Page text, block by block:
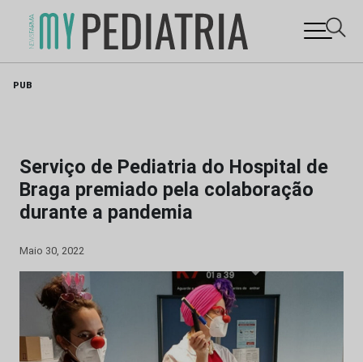
PUB
Serviço de Pediatria do Hospital de
Braga premiado pela colaboração
durante a pandemia
Maio 30, 2022